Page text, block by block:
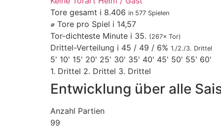
Tore gesamt i 8.406 in 577 Spielen
⌀ Tore pro Spiel i 14,57
Tor-dichteste Minute i 35. (267× Tor)
Drittel-Verteilung i 45 / 49 / 6% 1./2./3. Drittel
5' 10' 15' 20' 25' 30' 35' 40' 45' 50' 55' 60'
1. Drittel 2. Drittel 3. Drittel
Entwicklung über alle
Anzahl Partien
99